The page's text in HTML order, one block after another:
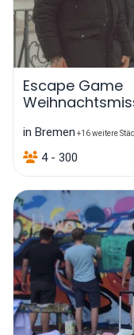
Escape Game
in Bremen +16 weitere
4 - 300